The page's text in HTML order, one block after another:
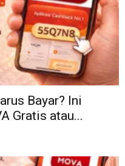
Bayar? Ini
Gratis atau...